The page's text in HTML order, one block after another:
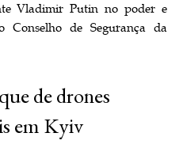
Vladimir Putin no poder e
Conselho de Segurança da
de drones
em Kyiv